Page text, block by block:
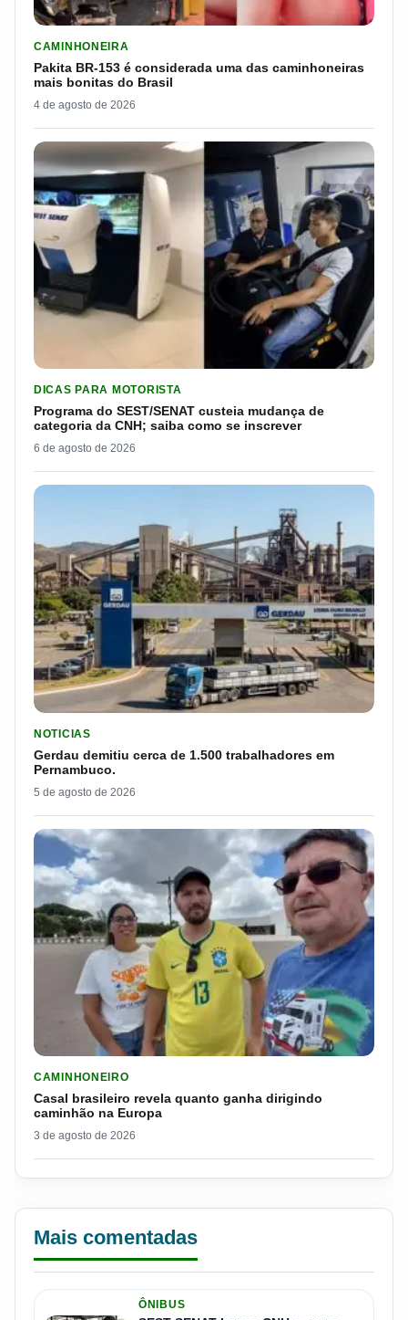
CAMINHONEIRA
Pakita BR-153 é considerada uma das caminhoneiras
mais bonitas do Brasil
4 de agosto de 2026
DICAS PARA MOTORISTA
Programa do SEST/SENAT custeia mudança de
categoria da CNH; saiba como se inscrever
6 de agosto de 2026
NOTICIAS
Gerdau demitiu cerca de 1.500 trabalhadores em
Pernambuco.
5 de agosto de 2026
CAMINHONEIRO
Casal brasileiro revela quanto ganha dirigindo
caminhão na Europa
3 de agosto de 2026
Mais comentadas
ÔNIBUS